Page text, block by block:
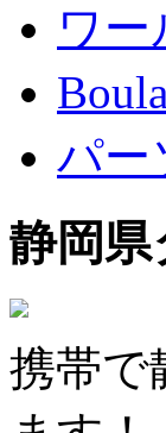
ワ
パー
静岡
携帯で